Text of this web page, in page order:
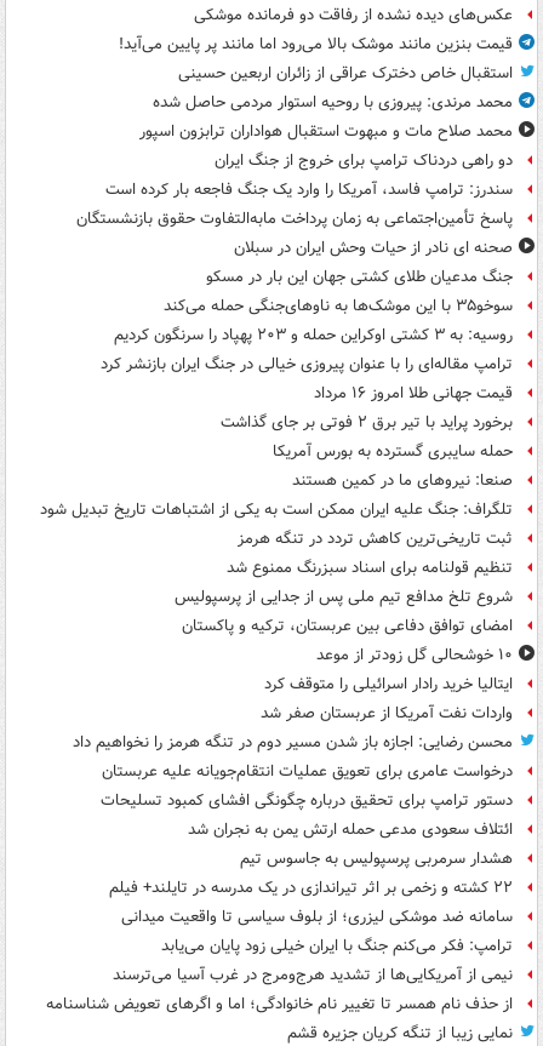
عکس‌های دیده نشده از رفاقت دو فرمانده‌ موشکی
قیمت بنزین مانند موشک بالا می‌رود اما مانند پر پایین می‌آید!
استقبال خاص دخترک عراقی از زائران اربعین حسینی
محمد مرندی: پیروزی با روحیه استوار مردمی حاصل شده
محمد صلاح مات و مبهوت استقبال هواداران ترابزون اسپور
دو راهی دردناک ترامپ برای خروج از جنگ ایران
سندرز: ترامپ فاسد، آمریکا را وارد یک جنگ فاجعه بار کرده است
پاسخ تأمین‌اجتماعی به زمان پرداخت مابه‌التفاوت حقوق بازنشستگان
صحنه ای نادر از حیات وحش ایران در سبلان
جنگ مدعیان طلای کشتی جهان این بار در مسکو
سوخو۳۵ با این موشک‌ها به ناوهای‌جنگی حمله می‌کند
روسیه: به ۳ کشتی اوکراین حمله و ۲۰۳ پهپاد را سرنگون کردیم
ترامپ مقاله‌ای را با عنوان پیروزی خیالی در جنگ ایران بازنشر کرد
قیمت جهانی طلا امروز ۱۶ مرداد
برخورد پراید با تیر برق ۲ فوتی بر جای گذاشت
حمله سایبری گسترده به بورس آمریکا
صنعا: نیروهای ما در کمین‌ هستند
تلگراف: جنگ علیه ایران ممکن است به یکی از اشتباهات تاریخ تبدیل شود
ثبت تاریخی‌ترین کاهش تردد در تنگه هرمز
تنظیم قولنامه برای اسناد سبزرنگ ممنوع شد
شروع تلخ مدافع تیم ملی پس از جدایی از پرسپولیس
امضای توافق دفاعی بین عربستان، ترکیه و پاکستان
۱۰ خوشحالی گل زودتر از موعد
ایتالیا خرید رادار اسرائیلی را متوقف کرد
واردات نفت آمریکا از عربستان صفر شد
محسن رضایی: اجازه باز شدن مسیر دوم در تنگه هرمز را نخواهیم داد
درخواست عامری برای تعویق عملیات انتقام‌جویانه علیه عربستان
دستور ترامپ برای تحقیق درباره چگونگی افشای کمبود تسلیحات
ائتلاف سعودی مدعی حمله ارتش یمن به نجران شد
هشدار سرمربی پرسپولیس به جاسوس تیم
۲۲ کشته و زخمی بر اثر تیراندازی در یک مدرسه در تایلند+ فیلم
سامانه ضد موشکی لیزری؛ از بلوف سیاسی تا واقعیت میدانی
ترامپ: فکر می‌کنم جنگ با ایران خیلی زود پایان می‌یابد
نیمی از آمریکایی‌ها از تشدید هرج‌ومرج در غرب آسیا می‌ترسند
از حذف نام همسر تا تغییر نام خانوادگی؛ اما و اگرهای تعویض شناسنامه
نمایی زیبا از تنگه کریان جزیره قشم